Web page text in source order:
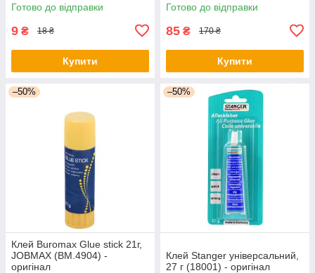
Готово до відправки
9 ₴ 18 ₴
Купити
Готово до відправки
85 ₴ 170 ₴
Купити
–50%
Клей Buromax Glue stick 21г,
JOBMAX (BM.4904) -
оригінал
–50%
Клей Stanger універсальний,
27 г (18001) - оригінал